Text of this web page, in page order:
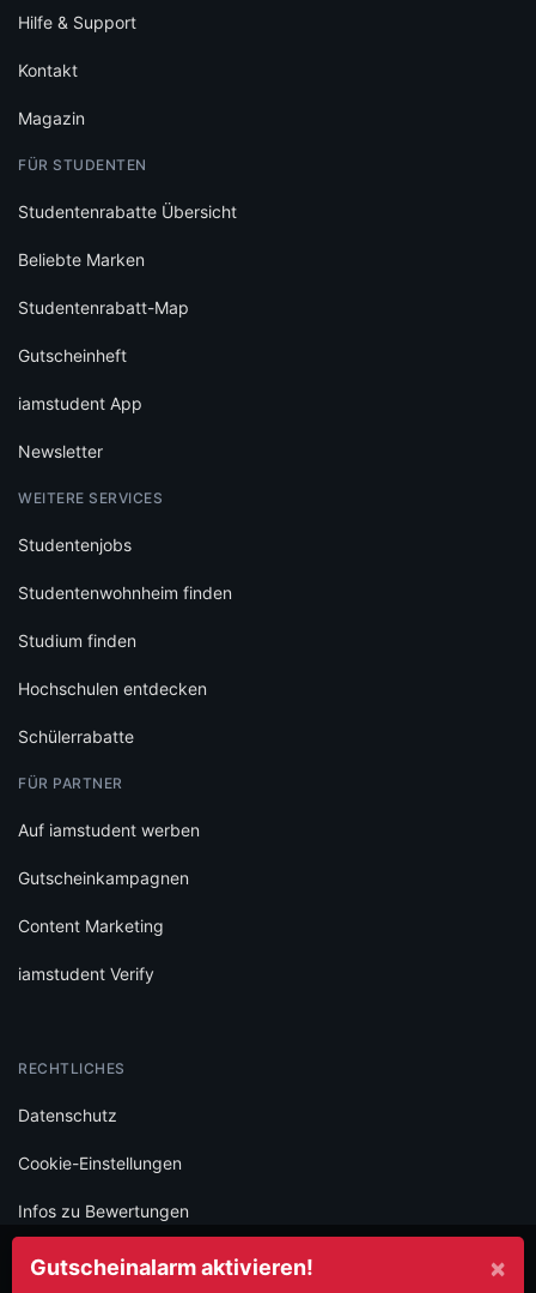
×
Gutscheinalarm aktivieren!
Hilfe & Support
Kontakt
Magazin
FÜR STUDENTEN
Studentenrabatte Übersicht
Beliebte Marken
Studentenrabatt-Map
Gutscheinheft
iamstudent App
Newsletter
WEITERE SERVICES
Studentenjobs
Studentenwohnheim finden
Studium finden
Hochschulen entdecken
Schülerrabatte
FÜR PARTNER
Auf iamstudent werben
Gutscheinkampagnen
Content Marketing
iamstudent Verify
RECHTLICHES
Datenschutz
Cookie-Einstellungen
Infos zu Bewertungen
AGB